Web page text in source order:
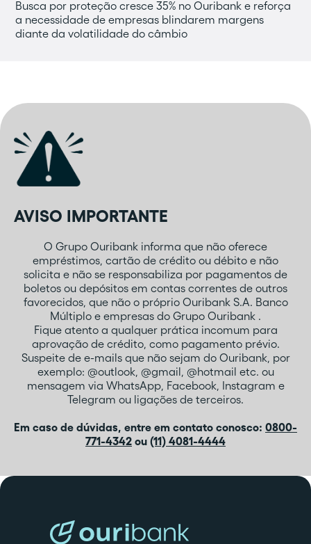
Busca por proteção cresce 35% no Ouribank e reforça
a necessidade de empresas blindarem margens
diante da volatilidade do câmbio
AVISO IMPORTANTE
O Grupo Ouribank informa que não oferece
empréstimos, cartão de crédito ou débito e não
solicita e não se responsabiliza por pagamentos de
boletos ou depósitos em contas correntes de outros
favorecidos, que não o próprio Ouribank S.A. Banco
Múltiplo e empresas do Grupo Ouribank .
Fique atento a qualquer prática incomum para
aprovação de crédito, como pagamento prévio.
Suspeite de e-mails que não sejam do Ouribank, por
exemplo: @outlook, @gmail, @hotmail etc. ou
mensagem via WhatsApp, Facebook, Instagram e
Telegram ou ligações de terceiros.
Em caso de dúvidas, entre em contato conosco: 0800-
771-4342 ou (11) 4081-4444